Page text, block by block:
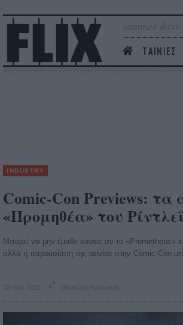
summer days
ΤΑΙΝΙΕΣ
INDUSTRY
Comic-Con Previews:
«Προμηθέα» του
Μπορεί να μην έμαθε κανείς αν το «Prometheus»
αλλά η παρουσίαση της ταινίας στην Comic-Con
22 Ιούλ 2011 Μανώλης Κρανάκης